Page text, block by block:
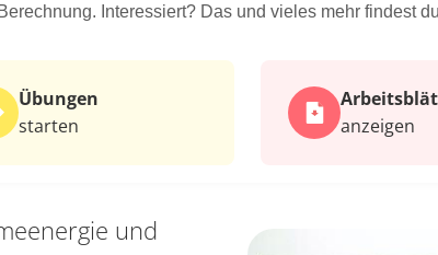
Interessiert? Das und vieles mehr findest
Übungen
starten
anzeigen
und